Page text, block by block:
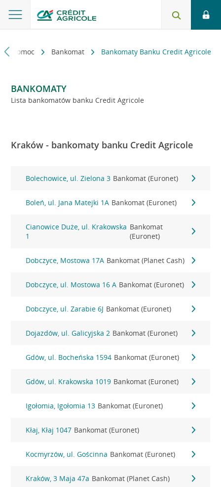
i pomoc Bankomat Bankomaty Banku Credit Agricole
BANKOMATY
Lista bankomatów banku Credit Agricole
Kraków - bankomaty banku Credit Agricole
Bolechowice, ul. Zielona 3 Bankomat (Euronet)
Boleń, ul. Jana Matejki 1A Bankomat (Euronet)
Cianowice Duże, ul. Krakowska
1
Bankomat
(Euronet)
Dobczyce, Mostowa 17A Bankomat (Planet Cash)
Dobczyce, ul. Mostowa 16 A Bankomat (Euronet)
Dobczyce, ul. Zarabie 6J Bankomat (Euronet)
Dojazdów, ul. Galicyjska 2 Bankomat (Euronet)
Gdów, ul. Bocheńska 1594 Bankomat (Euronet)
Gdów, ul. Krakowska 1019 Bankomat (Euronet)
Igołomia, Igołomia 13 Bankomat (Euronet)
Kłaj, Kłaj 1047 Bankomat (Euronet)
Kocmyrzów, ul. Gościnna Bankomat (Euronet)
Kraków, 3 Maja 47a Bankomat (Planet Cash)